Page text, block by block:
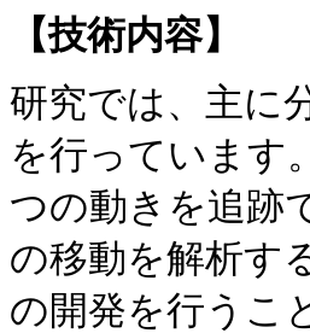
【技術内容】
研究では、主に
を行っています
つの動きを追跡
の移動を解析す
の開発を行うこ